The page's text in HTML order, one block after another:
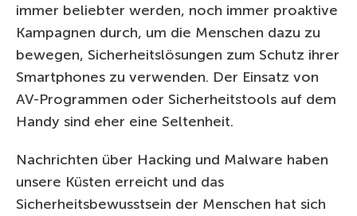
immer beliebter werden, noch immer proaktive
Kampagnen durch, um die Menschen dazu zu
bewegen, Sicherheitslösungen zum Schutz ihrer
Smartphones zu verwenden. Der Einsatz von
AV-Programmen oder Sicherheitstools auf dem
Handy sind eher eine Seltenheit.
Nachrichten über Hacking und Malware haben
unsere Küsten erreicht und das
Sicherheitsbewusstsein der Menschen hat sich